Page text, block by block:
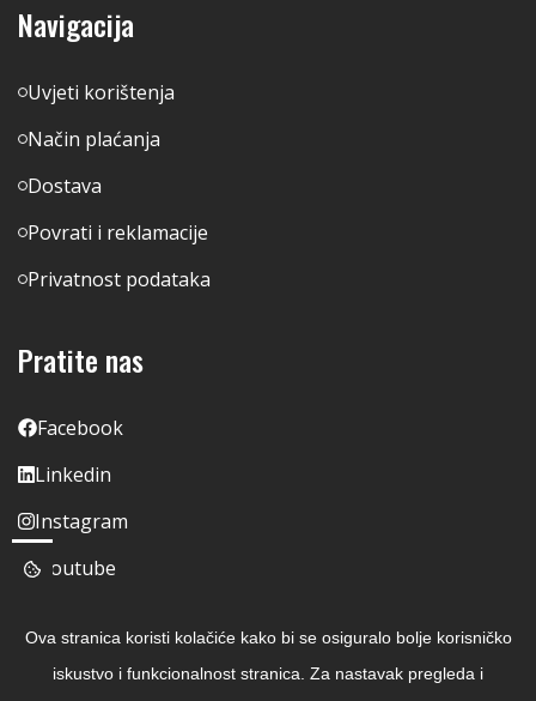
Navigacija
Uvjeti korištenja
Način plaćanja
Dostava
Povrati i reklamacije
Privatnost podataka
Pratite nas
Facebook
Linkedin
Instagram
Youtube
Ova stranica koristi kolačiće kako bi se osiguralo bolje korisničko
iskustvo i funkcionalnost stranica. Za nastavak pregleda i